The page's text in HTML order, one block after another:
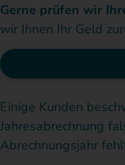
Gerne prüfen wir
wir Ihnen Ihr Geld
Einige Kunden
Jahresabrechnung
Abrechnungsjahr